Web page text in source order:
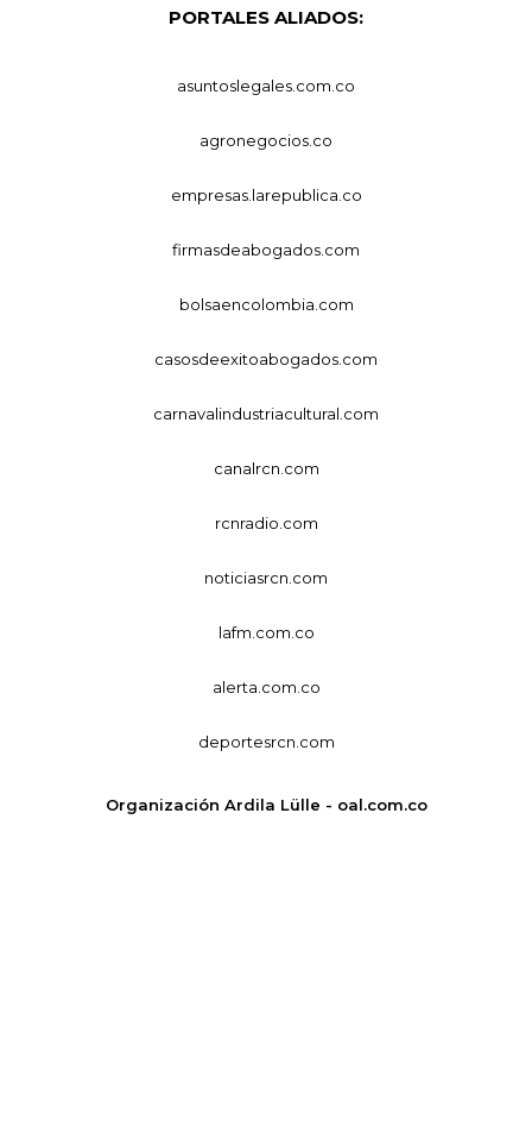
PORTALES ALIADOS:
asuntoslegales.com.co
agronegocios.co
empresas.larepublica.co
firmasdeabogados.com
bolsaencolombia.com
casosdeexitoabogados.com
carnavalindustriacultural.com
canalrcn.com
rcnradio.com
noticiasrcn.com
lafm.com.co
alerta.com.co
deportesrcn.com
Organización Ardila Lülle - oal.com.co